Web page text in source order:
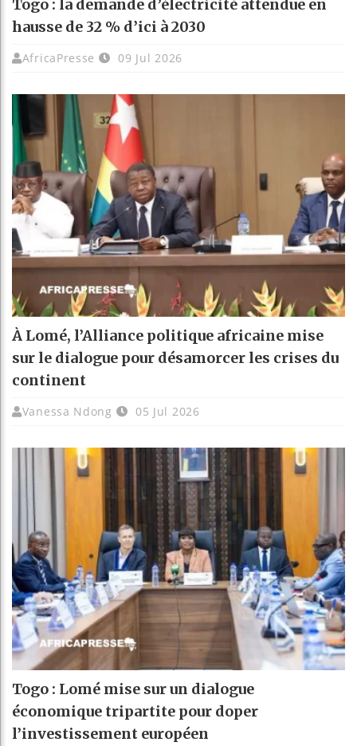
Togo : la demande d’électricité attendue en
hausse de 32 % d’ici à 2030
AfricaPresse 09 Jul 2026
À Lomé, l’Alliance politique africaine mise
sur le dialogue pour désamorcer les crises du
continent
Vanessa Ndong 05 Jul 2026
Togo : Lomé mise sur un dialogue
économique tripartite pour doper
l’investissement européen